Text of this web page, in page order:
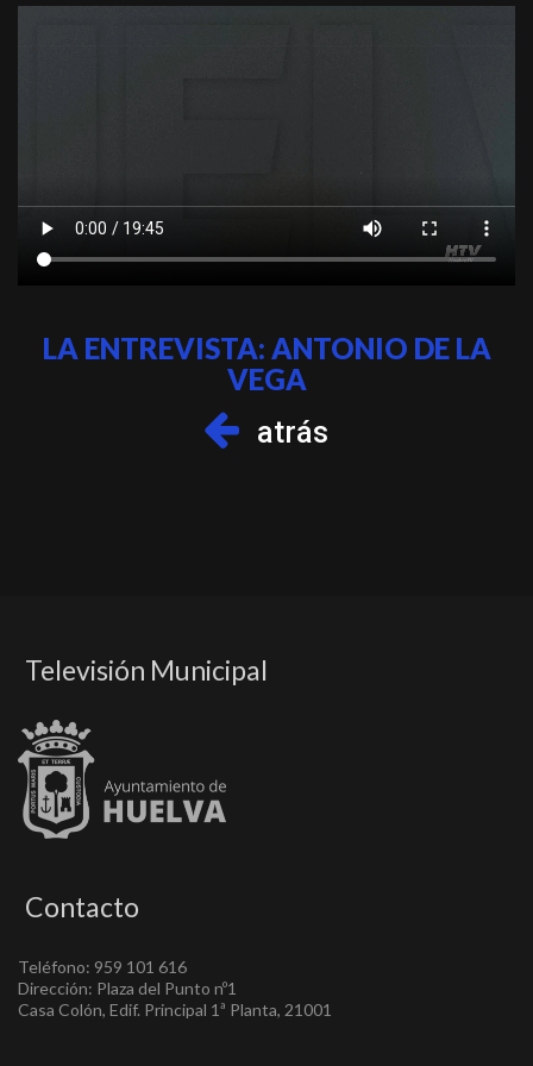
LA ENTREVISTA: ANTONIO DE LA
VEGA
atrás
Televisión Municipal
Contacto
Teléfono: 959 101 616
Dirección: Plaza del Punto nº1
Casa Colón, Edif. Principal 1ª Planta, 21001